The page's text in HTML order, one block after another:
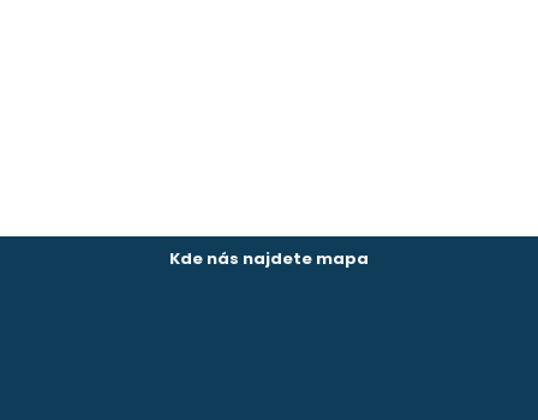
Kde nás najdete mapa